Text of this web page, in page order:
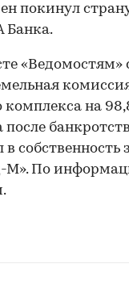
покинул
Банка.
«Ведомостям»
на
после
собственность
М». По